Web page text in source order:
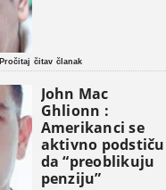
Pročitaj čitav članak
John Mac
Ghlionn :
Amerikanci se
aktivno podstiču
da “preoblikuju
penziju”